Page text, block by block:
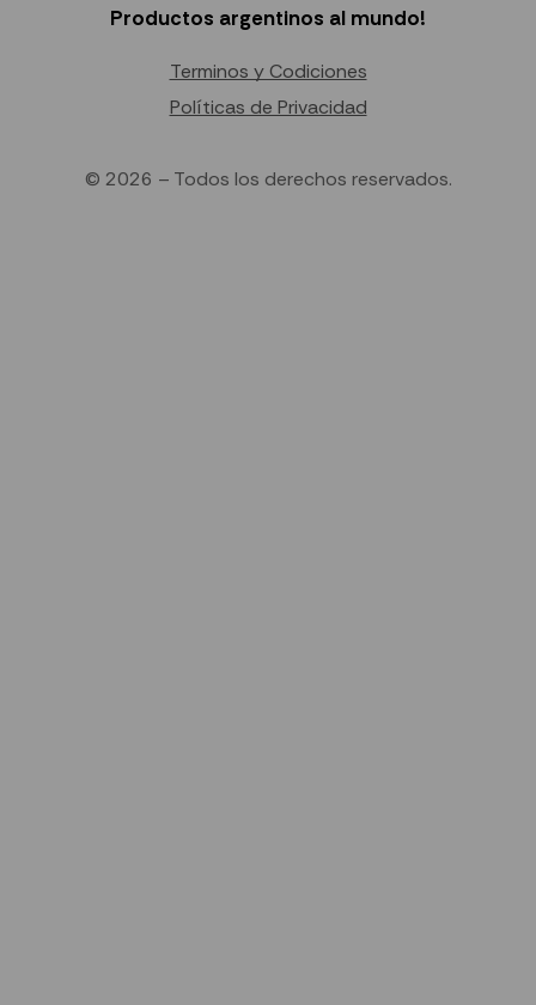
Productos argentinos al mundo!
Terminos y Codiciones
Políticas de Privacidad
© 2026 – Todos los derechos reservados.